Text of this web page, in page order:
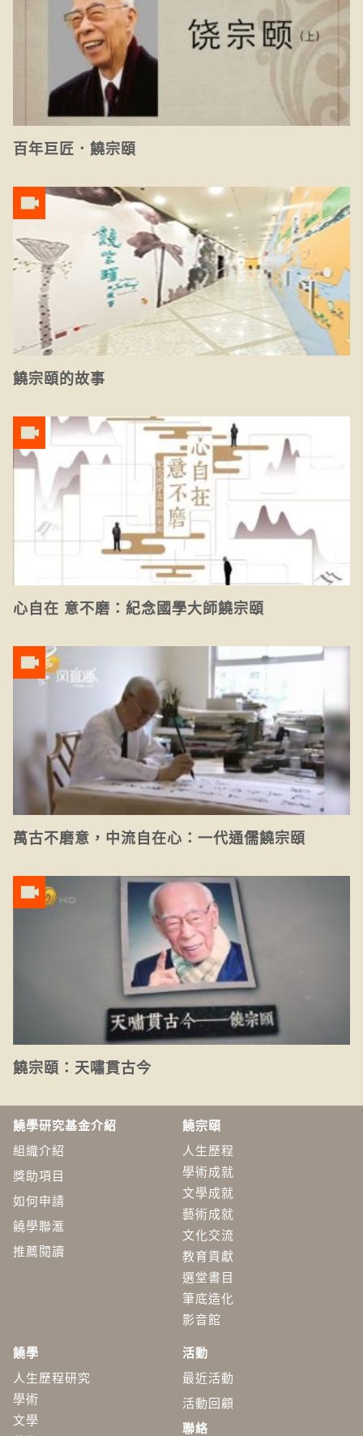
百年巨匠．饒宗頤
饒宗頤的故事
心自在 意不磨：紀念國學大師饒宗頤
萬古不磨意，中流自在心：一代通儒饒宗頤
饒宗頤：天嘯貫古今
饒學研究基金介紹
組織介紹
獎助項目
如何申請
饒學聯滙
推薦閱讀
饒宗頤
人生歷程
學術成就
文學成就
藝術成就
文化交流
教育貢獻
選堂書目
筆底造化
影音館
饒學
人生歷程研究
學術
​文學
活動
最近活動
活動回顧
聯絡